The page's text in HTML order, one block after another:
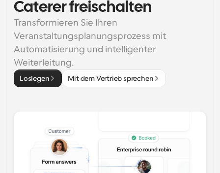
Caterer freischalten
Transformieren Sie Ihren
Veranstaltungsplanungsprozess mit
Automatisierung und intelligenter
Weiterleitung.
Loslegen Mit dem Vertrieb sprechen